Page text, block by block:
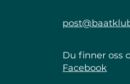
Du finner oss
Facebook